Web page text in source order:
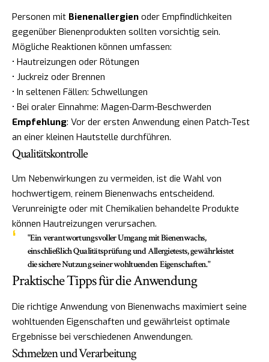
Personen mit Bienenallergien oder Empfindlichkeiten
gegenüber Bienenprodukten sollten vorsichtig sein.
Mögliche Reaktionen können umfassen:
• Hautreizungen oder Rötungen
• Juckreiz oder Brennen
• In seltenen Fällen: Schwellungen
• Bei oraler Einnahme: Magen-Darm-Beschwerden
Empfehlung: Vor der ersten Anwendung einen Patch-Test
an einer kleinen Hautstelle durchführen.
Qualitätskontrolle
Um Nebenwirkungen zu vermeiden, ist die Wahl von
hochwertigem, reinem Bienenwachs entscheidend.
Verunreinigte oder mit Chemikalien behandelte Produkte
können Hautreizungen verursachen.
"Ein verantwortungsvoller Umgang mit Bienenwachs,
einschließlich Qualitätsprüfung und Allergietests, gewährleistet
die sichere Nutzung seiner wohltuenden Eigenschaften."
Praktische Tipps für die Anwendung
Die richtige Anwendung von Bienenwachs maximiert seine
wohltuenden Eigenschaften und gewährleist optimale
Ergebnisse bei verschiedenen Anwendungen.
Schmelzen und Verarbeitung